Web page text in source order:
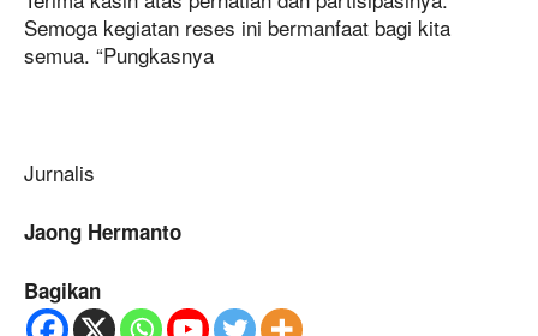
Semoga kegiatan reses ini bermanfaat bagi kita
semua. “Pungkasnya
Jurnalis
Jaong Hermanto
Bagikan